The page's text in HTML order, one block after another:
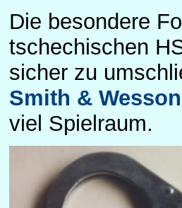
Die besondere
tschechischen
sicher zu
Smith &
viel Spielraum.